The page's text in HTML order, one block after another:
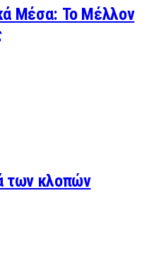
Μέσα: Το Μέλλον
των κλοπών